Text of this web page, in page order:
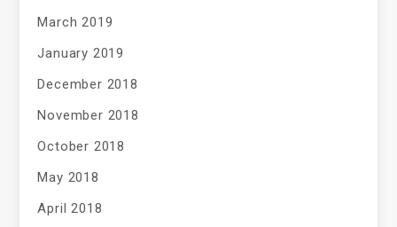
March 2019
January 2019
December 2018
November 2018
October 2018
May 2018
April 2018